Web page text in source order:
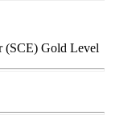
(SCE) Gold Level